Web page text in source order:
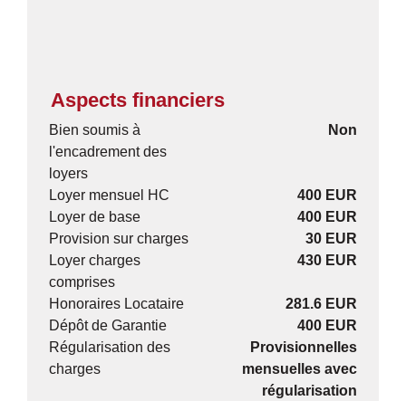
Aspects financiers
Bien soumis à
l'encadrement des
loyers
Non
Loyer mensuel HC
400 EUR
Loyer de base
400 EUR
Provision sur charges
30 EUR
Loyer charges
comprises
430 EUR
Honoraires Locataire
281.6 EUR
Dépôt de Garantie
400 EUR
Régularisation des
charges
Provisionnelles
mensuelles avec
régularisation